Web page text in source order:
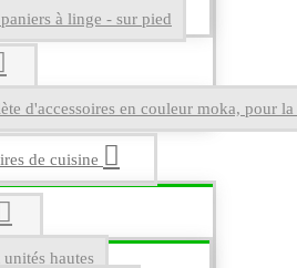
à linge - sur pied
d'accessoires en couleur moka, pour
de cuisine
hautes